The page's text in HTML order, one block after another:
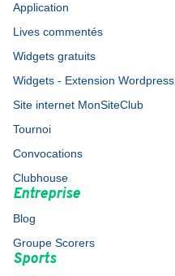
Application
Lives commentés
Widgets gratuits
Widgets - Extension Wordpress
Site internet MonSiteClub
Tournoi
Convocations
Clubhouse
Entreprise
Blog
Groupe Scorers
Sports